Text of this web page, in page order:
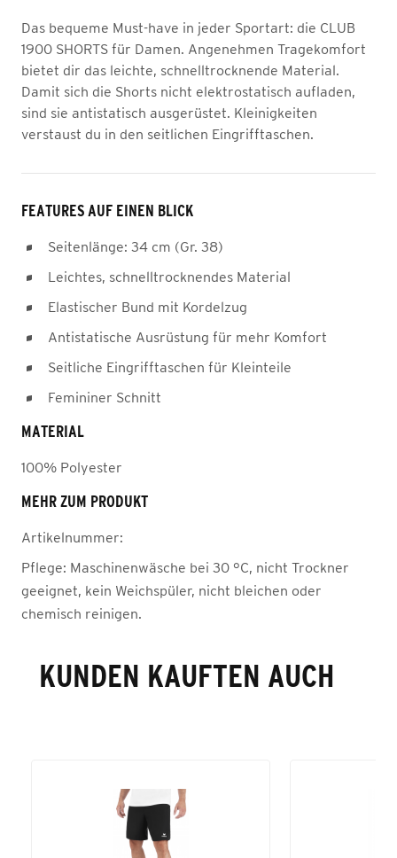
Das bequeme Must-have in jeder Sportart: die CLUB
1900 SHORTS für Damen. Angenehmen Tragekomfort
bietet dir das leichte, schnelltrocknende Material.
Damit sich die Shorts nicht elektrostatisch aufladen,
sind sie antistatisch ausgerüstet. Kleinigkeiten
verstaust du in den seitlichen Eingrifftaschen.
FEATURES AUF EINEN BLICK
Seitenlänge: 34 cm (Gr. 38)
Leichtes, schnelltrocknendes Material
Elastischer Bund mit Kordelzug
Antistatische Ausrüstung für mehr Komfort
Seitliche Eingrifftaschen für Kleinteile
Femininer Schnitt
MATERIAL
100% Polyester
MEHR ZUM PRODUKT
Artikelnummer:
Pflege: Maschinenwäsche bei 30 °C, nicht Trockner
geeignet, kein Weichspüler, nicht bleichen oder
chemisch reinigen.
KUNDEN KAUFTEN AUCH